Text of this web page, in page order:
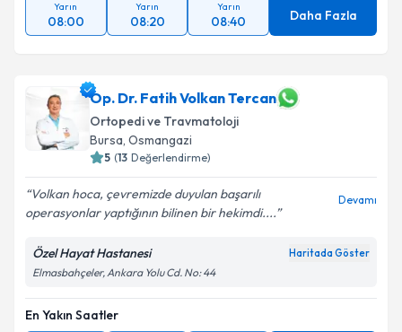
Yarın
08:00
Yarın
08:20
Yarın
08:40 Daha Fazla
Op. Dr. Fatih Volkan Tercan
Ortopedi ve Travmatoloji
Bursa, Osmangazi
5 (13 Değerlendirme)
Volkan hoca, çevremizde duyulan başarılı
operasyonlar yaptığının bilinen bir hekimdi....
Devamı
Özel Hayat Hastanesi Haritada Göster
Elmasbahçeler, Ankara Yolu Cd. No: 44
En Yakın Saatler